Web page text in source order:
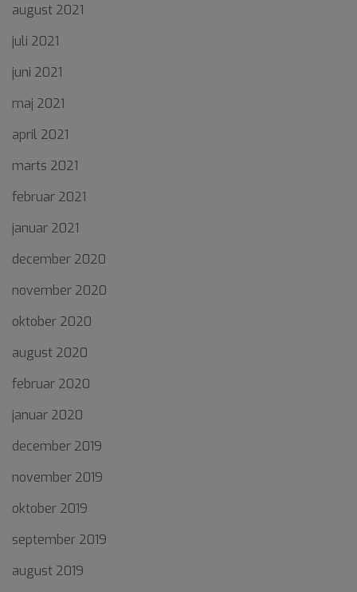
august 2021
juli 2021
juni 2021
maj 2021
april 2021
marts 2021
februar 2021
januar 2021
december 2020
november 2020
oktober 2020
august 2020
februar 2020
januar 2020
december 2019
november 2019
oktober 2019
september 2019
august 2019